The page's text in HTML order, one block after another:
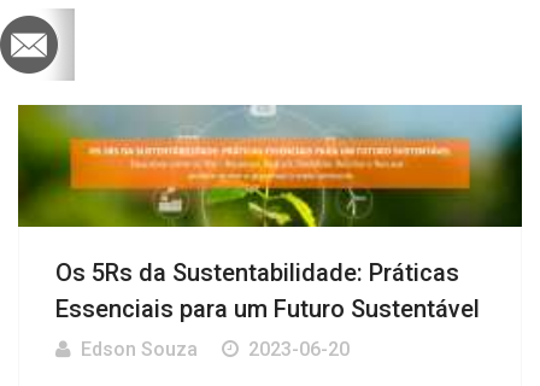
Os 5Rs da Sustentabilidade: Práticas
Essenciais para um Futuro Sustentável
Edson Souza 2023-06-20